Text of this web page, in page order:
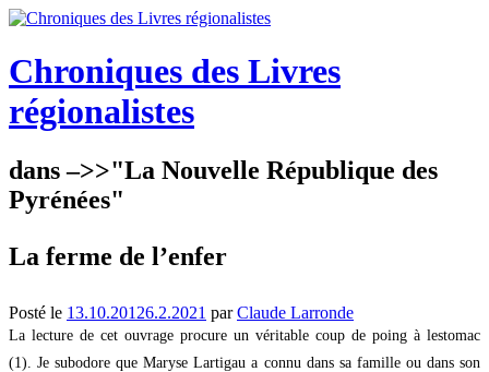
Aller
contenu
Chroniques des Livres
régionalistes
dans –>>"La Nouvelle République des
Pyrénées"
La ferme de l’enfer
Posté le 13.10.20126.2.2021 parClaude Larronde
La lecture de cet ouvrage procure un véritable coup de poing à lestomac
(1). Je subodore que Maryse Lartigau a connu dans sa famille ou dans son